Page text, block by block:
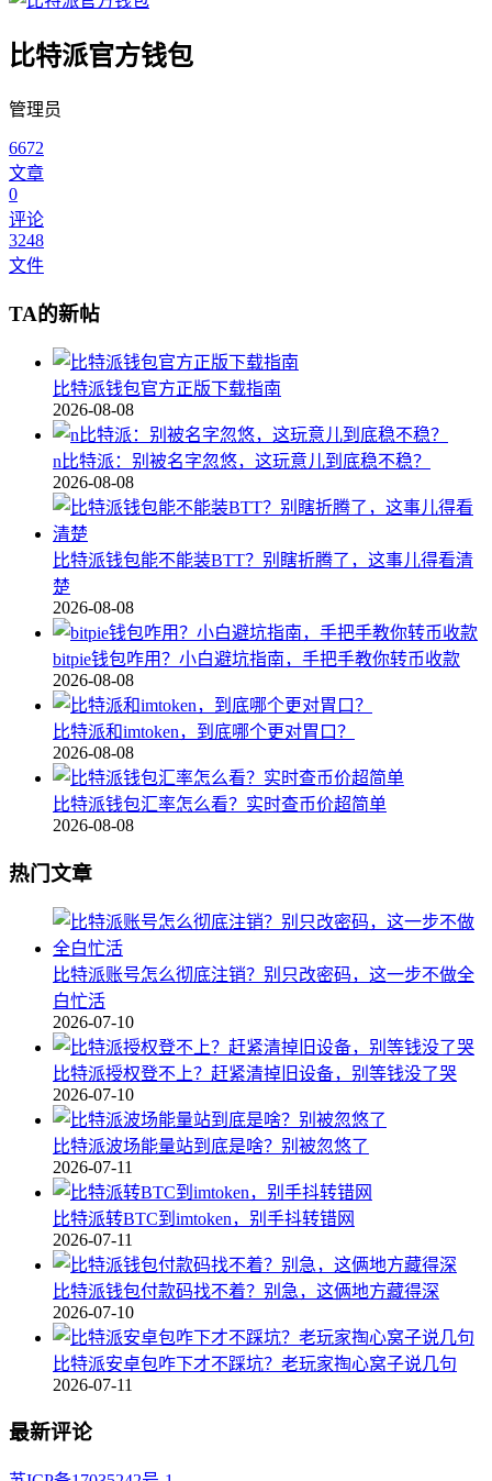
比特派官方钱包
管理员
6672
文章
0
评论
3248
文件
TA的新帖
比特派钱包官方正版下载指南
2026-08-08
n比特派：别被名字忽悠，这玩意儿到底稳不稳？
2026-08-08
比特派钱包能不能装BTT？别瞎折腾了，这事儿得看清
楚
2026-08-08
bitpie钱包咋用？小白避坑指南，手把手教你转币收款
2026-08-08
比特派和imtoken，到底哪个更对胃口？
2026-08-08
比特派钱包汇率怎么看？实时查币价超简单
2026-08-08
热门文章
比特派账号怎么彻底注销？别只改密码，这一步不做全
白忙活
2026-07-10
比特派授权登不上？赶紧清掉旧设备，别等钱没了哭
2026-07-10
比特派波场能量站到底是啥？别被忽悠了
2026-07-11
比特派转BTC到imtoken，别手抖转错网
2026-07-11
比特派钱包付款码找不着？别急，这俩地方藏得深
2026-07-10
比特派安卓包咋下才不踩坑？老玩家掏心窝子说几句
2026-07-11
最新评论